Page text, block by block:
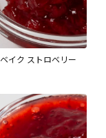
イク ストロベリー